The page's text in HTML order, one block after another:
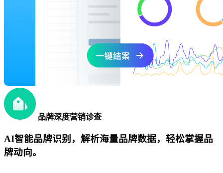
品牌深度营销诊查
AI智能品牌识别，解析海量品牌数据，轻松掌握品
牌动向。